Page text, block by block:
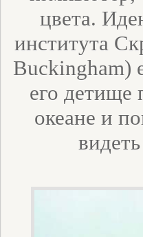
цвета.
института
Buckingham)
его
океане и